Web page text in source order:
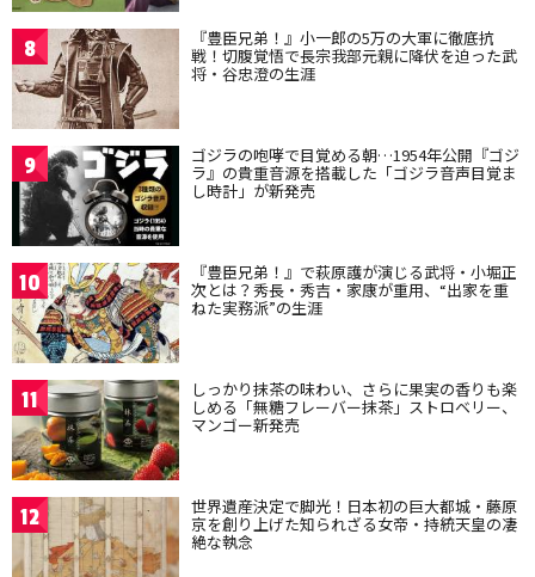
8 『豊臣兄弟！』小一郎の5万の大軍に徹底抗
戦！切腹覚悟で長宗我部元親に降伏を迫った武
将・谷忠澄の生涯
9 ゴジラの咆哮で目覚める朝…1954年公開『ゴジ
ラ』の貴重音源を搭載した「ゴジラ音声目覚ま
し時計」が新発売
10 『豊臣兄弟！』で萩原護が演じる武将・小堀正
次とは？秀長・秀吉・家康が重用、“出家を重
ねた実務派”の生涯
11 しっかり抹茶の味わい、さらに果実の香りも楽
しめる「無糖フレーバー抹茶」ストロベリー、
マンゴー新発売
12 世界遺産決定で脚光！日本初の巨大都城・藤原
京を創り上げた知られざる女帝・持統天皇の凄
絶な執念